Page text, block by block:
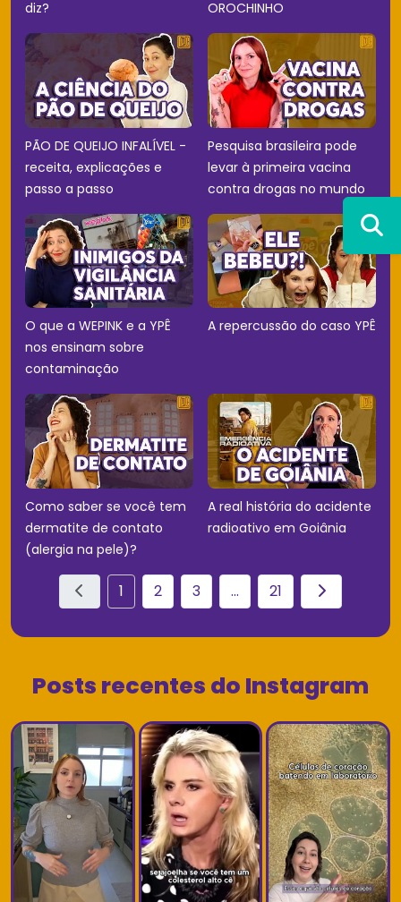
diz? OROCHINHO
PÃO DE QUEIJO INFALÍVEL -
receita, explicações e
passo a passo
Pesquisa brasileira pode
levar à primeira vacina
contra drogas no mundo
O que a WEPINK e a YPÊ
nos ensinam sobre
contaminação
A repercussão do caso YPÊ
Como saber se você tem
dermatite de contato
(alergia na pele)?
A real história do acidente
radioativo em Goiânia
1 2 3 ... 21
Posts recentes do Instagram